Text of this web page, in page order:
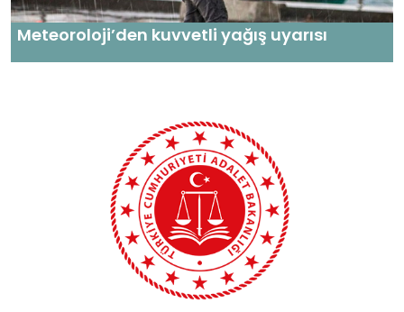
Meteoroloji’den kuvvetli yağış uyarısı